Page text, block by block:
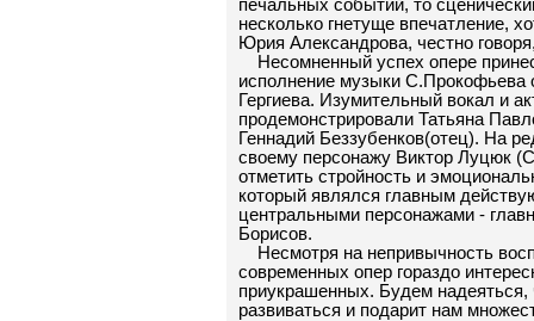
печальных событий, то
несколько гнетуще впечатление,
Юрия Александрова, честно
Несомненный успех опере
исполнение музыки С.Прокофьева
Гергиева. Изумительный вокал и
продемонстрировали Татьяна
Геннадий Беззубенков(отец). На
своему персонажу Виктор Луцюк
отметить стройность и
который являлся главным
центральными персонажами -
Борисов.
Несмотря на непривычность
современных опер гораздо
приукрашенных. Будем надеяться,
развиваться и подарит нам